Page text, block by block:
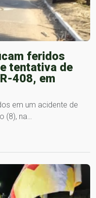
feridos
tentativa de
408, em
em um acidente de
(8), na…